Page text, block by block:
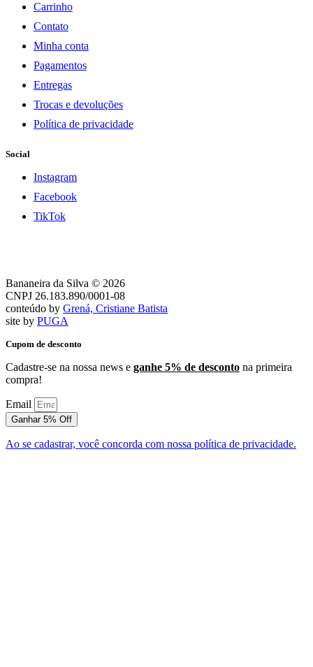
Carrinho
Contato
Minha conta
Pagamentos
Entregas
Trocas e devoluções
Política de privacidade
Social
Instagram
Facebook
TikTok
Bananeira da Silva © 2026
CNPJ 26.183.890/0001-08
conteúdo by Grená, Cristiane Batista
site by PUGA
Cupom de desconto
Cadastre-se na nossa news e ganhe 5% de desconto na primeira
compra!
Email
Ganhar 5% Off
Ao se cadastrar, você concorda com nossa política de privacidade.